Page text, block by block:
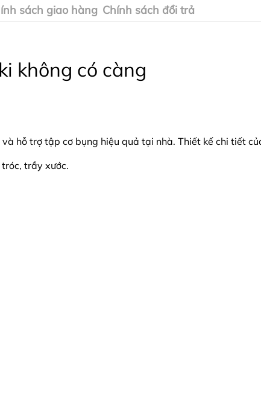
sách giao hàng Chính sách đổi trả
không có càng
hỗ trợ tập cơ bụng hiệu quả tại nhà. Thiết kế chi tiết
trầy xước.